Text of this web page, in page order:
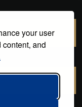
your user
and